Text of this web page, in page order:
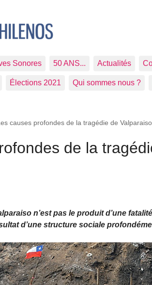
Sonores 50 ANS... Actualités
Élections 2021 Qui sommes nous ?
causes profondes de la tragédie de Valparaiso
de la
n’est pas le produit d’une
d’une structure sociale